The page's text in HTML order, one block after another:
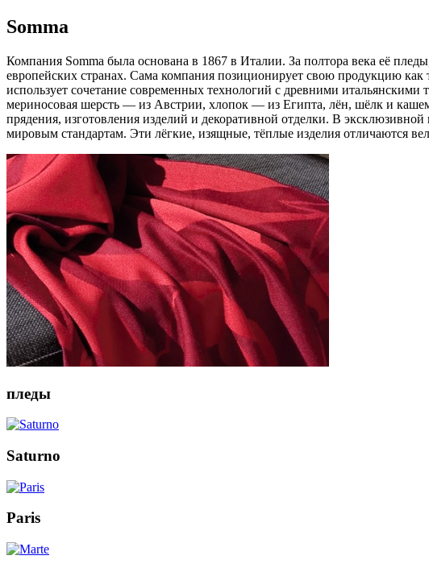
Somma
Компания Somma была основана в 1867 в Италии. За полтора века её
европейских странах. Сама компания позиционирует свою продукцию
использует сочетание современных технологий с древними
мериносовая шерсть — из Австрии, хлопок — из Египта, лён, шёлк и
прядения, изготовления изделий и декоративной отделки. В
мировым стандартам. Эти лёгкие, изящные, тёплые изделия отличаются
пледы
Saturno
Paris